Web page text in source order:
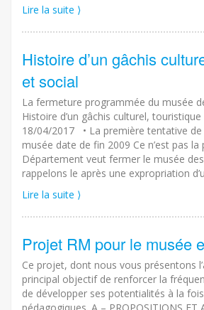
Lire la suite ⟩
Histoire d’un gâchis
et social
La fermeture programmée du musée
Histoire d’un gâchis culturel,
18/04/2017 • La première tentative
musée date de fin 2009 Ce n’est pas
Département veut fermer le musée
rappelons le après une expropriation
Lire la suite ⟩
Projet RM pour le musée
Ce projet, dont nous vous présentons
principal objectif de renforcer la
de développer ses potentialités à la
pédagogiques. A – PROPOSITIONS ET